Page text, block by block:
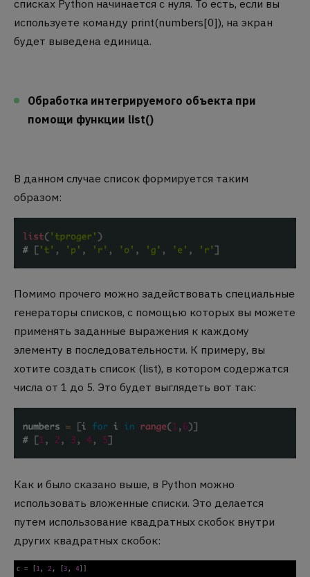
списках Python начинается с нуля. То есть, если вы
используете команду print(numbers[0]), на экран
будет выведена единица.
Обработка интегрируемого объекта при
помощи функции list()
В данном случае список формируется таким
образом:
Помимо прочего можно задействовать специальные
генераторы списков, с помощью которых вы можете
применять заданные выражения к каждому
элементу в последовательности. К примеру, вы
хотите создать список (list), в котором содержатся
числа от 1 до 5. Это будет выглядеть вот так:
Как и было сказано выше, в Python можно
использовать вложенные списки. Это делается
путем использование квадратных скобок внутри
других квадратных скобок: